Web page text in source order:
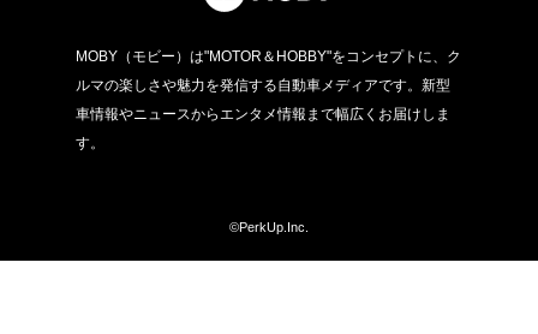
MOBY（モビー）は"MOTOR＆HOBBY"をコンセプトに、ク
ルマの楽しさや魅力を発信する自動車メディアです。新型
車情報やニュースからエンタメ情報まで幅広くお届けしま
す。
©PerkUp.Inc.